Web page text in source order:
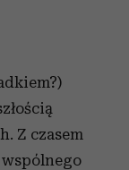
Z czasem